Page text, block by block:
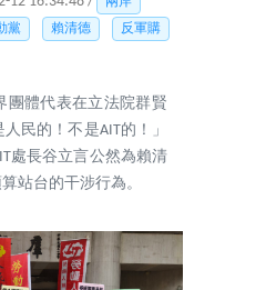
黨 賴清德 反軍購
團體代表在立法院群賢
民的！不是AIT的！」
處長谷立言公然為賴清
站台的干涉行為。